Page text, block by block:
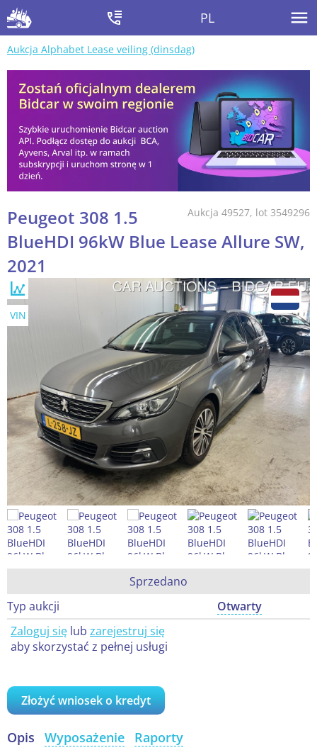
PL
Aukcja Alphabet Lease veiling (dinsdag)
Aukcja 49527, lot 3549296
Peugeot 308 1.5
BlueHDI 96kW Blue Lease Allure SW,
2021
VIN
Sprzedano
Typ aukcji
Otwarty
Zaloguj się lub zarejestruj się
aby skorzystać z pełnej usługi
Złożyć wniosek o kredyt
Opis Wyposażenie Raporty